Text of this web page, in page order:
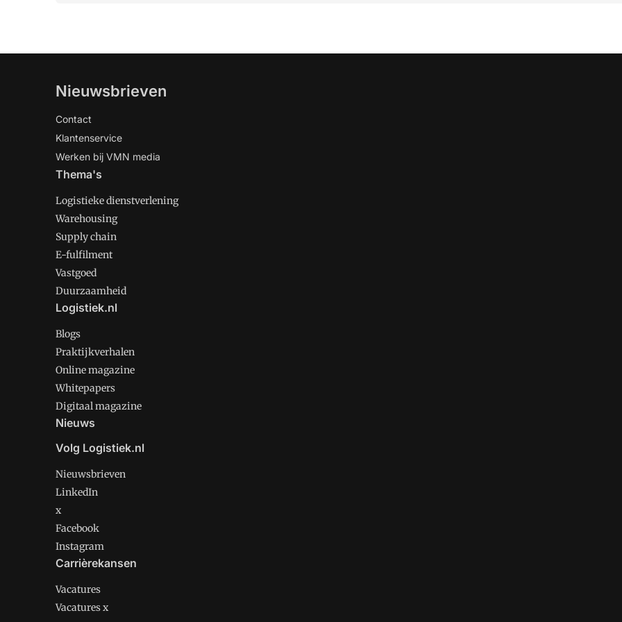
Nieuwsbrieven
Contact
Klantenservice
Werken bij VMN media
Thema's
Logistieke dienstverlening
Warehousing
Supply chain
E-fulfilment
Vastgoed
Duurzaamheid
Logistiek.nl
Blogs
Praktijkverhalen
Online magazine
Whitepapers
Digitaal magazine
Nieuws
Volg Logistiek.nl
Nieuwsbrieven
LinkedIn
x
Facebook
Instagram
Carrièrekansen
Vacatures
Vacatures x